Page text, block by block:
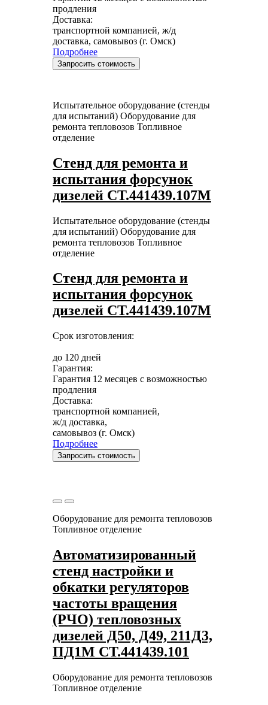
продления
Доставка:
транспортной компанией, ж/д
доставка, самовывоз (г. Омск)
Подробнее
Запросить стоимость
Испытательное оборудование (стенды
для испытаний) Оборудование для
ремонта тепловозов Топливное
отделение
Стенд для ремонта и
испытания форсунок
дизелей СТ.441439.107М
Испытательное оборудование (стенды
для испытаний) Оборудование для
ремонта тепловозов Топливное
отделение
Стенд для ремонта и
испытания форсунок
дизелей СТ.441439.107М
Срок изготовления:
до 120 дней
Гарантия:
Гарантия 12 месяцев с возможностью
продления
Доставка:
транспортной компанией,
ж/д доставка,
самовывоз (г. Омск)
Подробнее
Запросить стоимость
Оборудование для ремонта тепловозов
Топливное отделение
Автоматизированный
стенд настройки и
обкатки регуляторов
частоты вращения
(РЧО) тепловозных
дизелей Д50, Д49, 211Д3,
ПД1М СТ.441439.101
Оборудование для ремонта тепловозов
Топливное отделение